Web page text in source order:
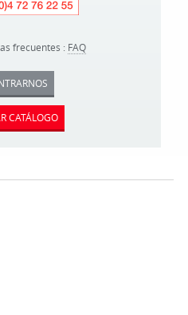
frecuentes : FAQ
CATÁLOGO